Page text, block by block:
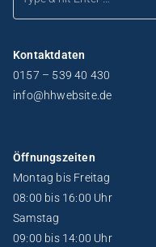
Kontaktdaten
0157 – 539 40 430
info@hhwebsite.de
Öffnungszeiten
Montag bis Freitag
08:00 bis 16:00 Uhr
Samstag
09:00 bis 14:00 Uhr